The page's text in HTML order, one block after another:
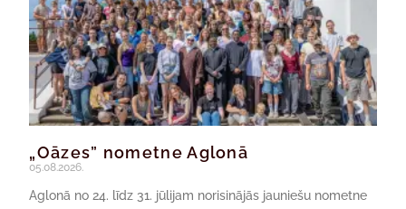
„Oāzes” nometne Aglonā
05.08.2026.
Aglonā no 24. līdz 31. jūlijam norisinājās jauniešu nometne